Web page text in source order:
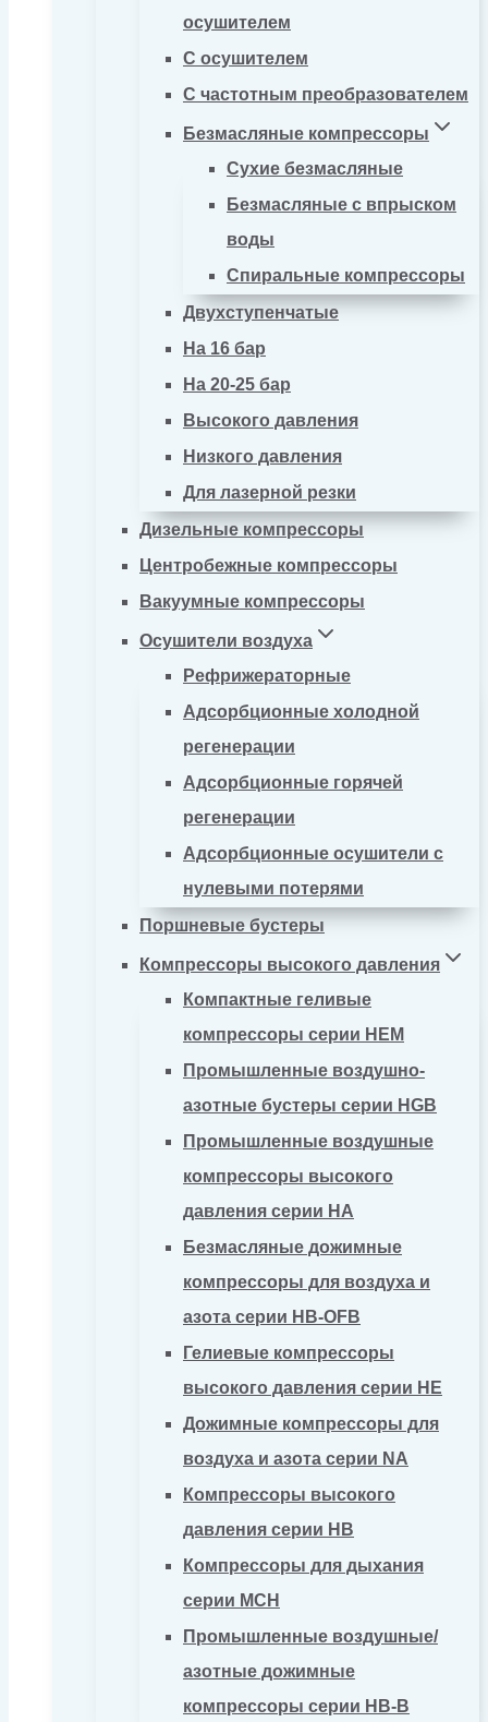
осушителем
С осушителем
С частотным преобразователем
Безмасляные компрессоры
Сухие безмасляные
Безмасляные с впрыском
воды
Спиральные компрессоры
Двухступенчатые
На 16 бар
На 20-25 бар
Высокого давления
Низкого давления
Для лазерной резки
Дизельные компрессоры
Центробежные компрессоры
Вакуумные компрессоры
Осушители воздуха
Рефрижераторные
Адсорбционные холодной
регенерации
Адсорбционные горячей
регенерации
Адсорбционные осушители с
нулевыми потерями
Поршневые бустеры
Компрессоры высокого давления
Компактные геливые
компрессоры серии HEM
Промышленные воздушно-
азотные бустеры серии HGB
Промышленные воздушные
компрессоры высокого
давления серии HA
Безмасляные дожимные
компрессоры для воздуха и
азота серии HB-OFB
Гелиевые компрессоры
высокого давления серии HE
Дожимные компрессоры для
воздуха и азота серии NA
Компрессоры высокого
давления серии HB
Компрессоры для дыхания
серии MCH
Промышленные воздушные/
азотные дожимные
компрессоры серии HB-B